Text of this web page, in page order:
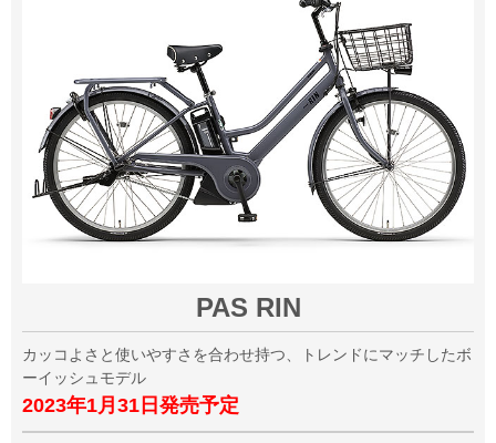
PAS RIN
カッコよさと使いやすさを合わせ持つ、トレンドにマッチしたボ
ーイッシュモデル
2023年1月31日発売予定